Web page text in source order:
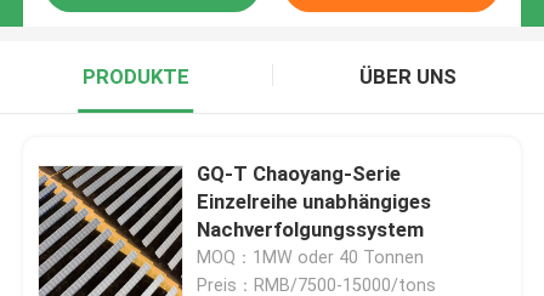
PRODUKTE ÜBER UNS
GQ-T Chaoyang-Serie
Einzelreihe unabhängiges
Nachverfolgungssystem
MOQ：1MW oder 40 Tonnen
Preis：RMB/7500-15000/tons